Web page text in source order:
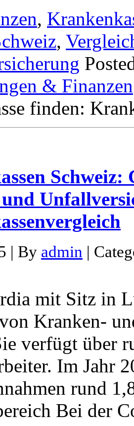
,
,
& Finanzen
finden:
Schweiz:
| By admin |
mit Sitz in
Kranken-
verfügt über
Im Jahr
rund
Bei der